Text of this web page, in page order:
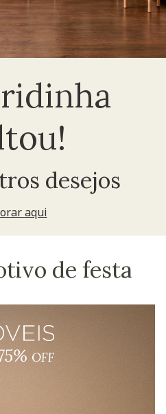
desejos
aqui
de festa